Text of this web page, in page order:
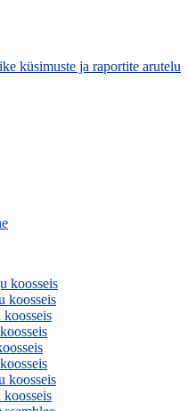
küsimuste ja raportite arutelu
koosseis
koosseis
koosseis